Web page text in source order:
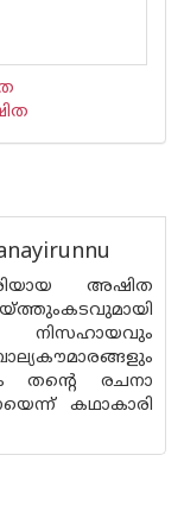
അഷിത
രചനാ
കഥാകാരി